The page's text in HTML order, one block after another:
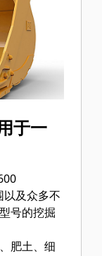
物料，总
。
于一
及众多不
号的挖掘
肥土、细